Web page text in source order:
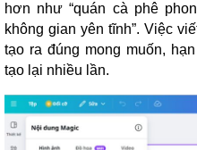
hơn như “quán cà phê
không gian yên tĩnh”. Việc
tạo ra đúng mong muốn,
tạo lại nhiều lần.